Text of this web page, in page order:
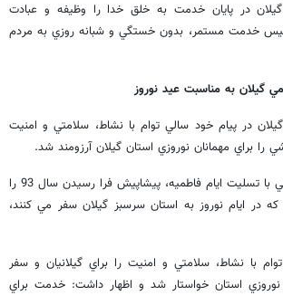
در پايان خدمت به خلق خدا را وظيفه و عبادت
خدمت مستمر، بدون خستگي و شبانه روزي به مردم
گيلان به مناسبت عيد نوروز
در پيام خود سالي توام با نشاط، سلامتي و امنيت
را براي مهمانان نوروزي استان گيلان آرزومند شد.
سردار ابراهيم قائد رحمتي با تسليت ايام فاطميه، پيشاپيش فرا رسيدن سال 93 را
كه در ايام نوروز به استان سرسبز گيلان سفر مي كنند،
با نشاط، سلامتي و امنيت را براي گيلانيان و سفر
استان خواستار شد و اظهار داشت: خدمت براي